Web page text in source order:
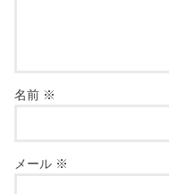
名前 ※
メール ※